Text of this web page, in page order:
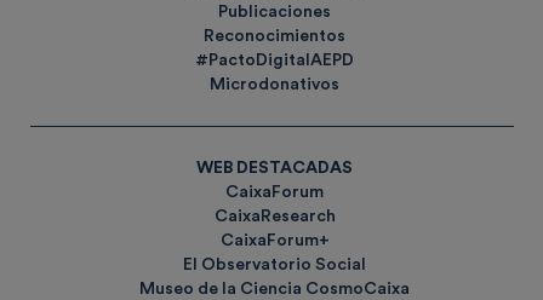
Publicaciones
Reconocimientos
#PactoDigitalAEPD
Microdonativos
WEB DESTACADAS
CaixaForum
CaixaResearch
CaixaForum+
El Observatorio Social
Museo de la Ciencia CosmoCaixa